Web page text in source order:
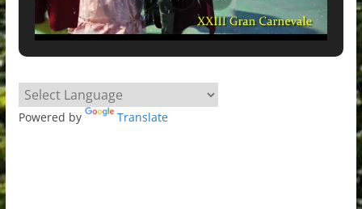
Powered by Translate